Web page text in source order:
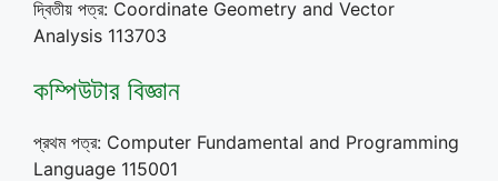
দ্বিতীয় পত্র: Coordinate Geometry and Vector
Analysis 113703
কম্পিউটার বিজ্ঞান
প্রথম পত্র: Computer Fundamental and Programming
Language 115001